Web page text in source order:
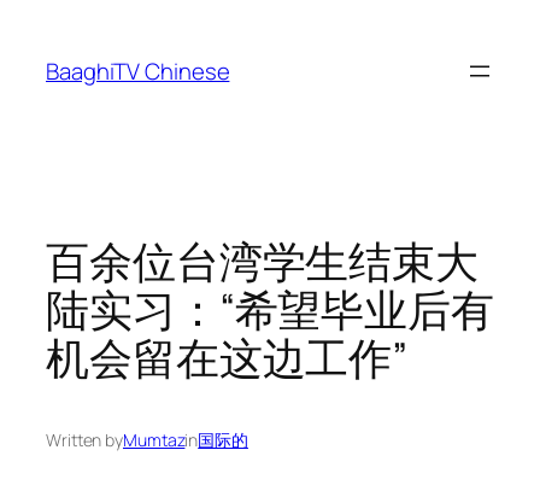
content
BaaghiTV Chinese
百余位台湾学生结束大
陆实习：“希望毕业后有
机会留在这边工作”
Written byMumtazin国际的